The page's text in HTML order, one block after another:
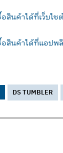
สินค้าได้ที่เว็บไซ
อสินค้าได้ที่แอปพ
DS TUMBLER